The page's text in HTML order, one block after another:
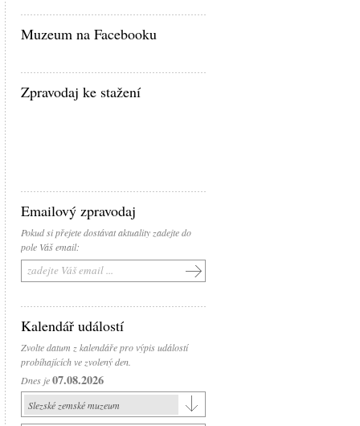
Muzeum na Facebooku
Zpravodaj ke stažení
Emailový zpravodaj
Pokud si přejete dostávat aktuality zadejte do
pole Váš email:
Kalendář událostí
Zvolte datum z kalendáře pro výpis událostí
probíhajících ve zvolený den.
Dnes je07.08.2026
Slezské zemské muzeum